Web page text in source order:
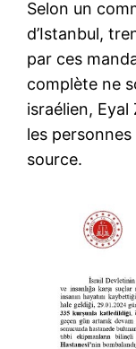
Selon un
d’Istanbul,
par ces
complète ne
israélien,
les
source.